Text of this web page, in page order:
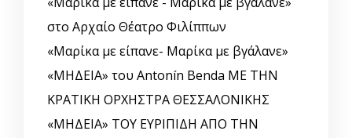
στο Αρχαίο Θέατρο Φιλίππων
«Μαρίκα με είπανε- Μαρίκα με βγάλανε»
«ΜΗΔΕΙΑ» του Antonín Benda ΜΕ ΤΗΝ
ΚΡΑΤΙΚΗ ΟΡΧΗΣΤΡΑ ΘΕΣΣΑΛΟΝΙΚΗΣ
«ΜΗΔΕΙΑ» ΤΟΥ ΕΥΡΙΠΙΔΗ ΑΠΟ ΤΗΝ